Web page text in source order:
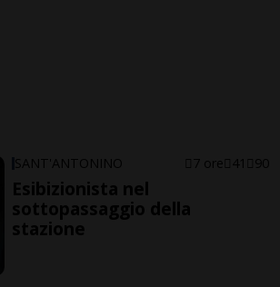
SANT'ANTONINO 7 ore 41 90
Esibizionista nel
sottopassaggio della
stazione